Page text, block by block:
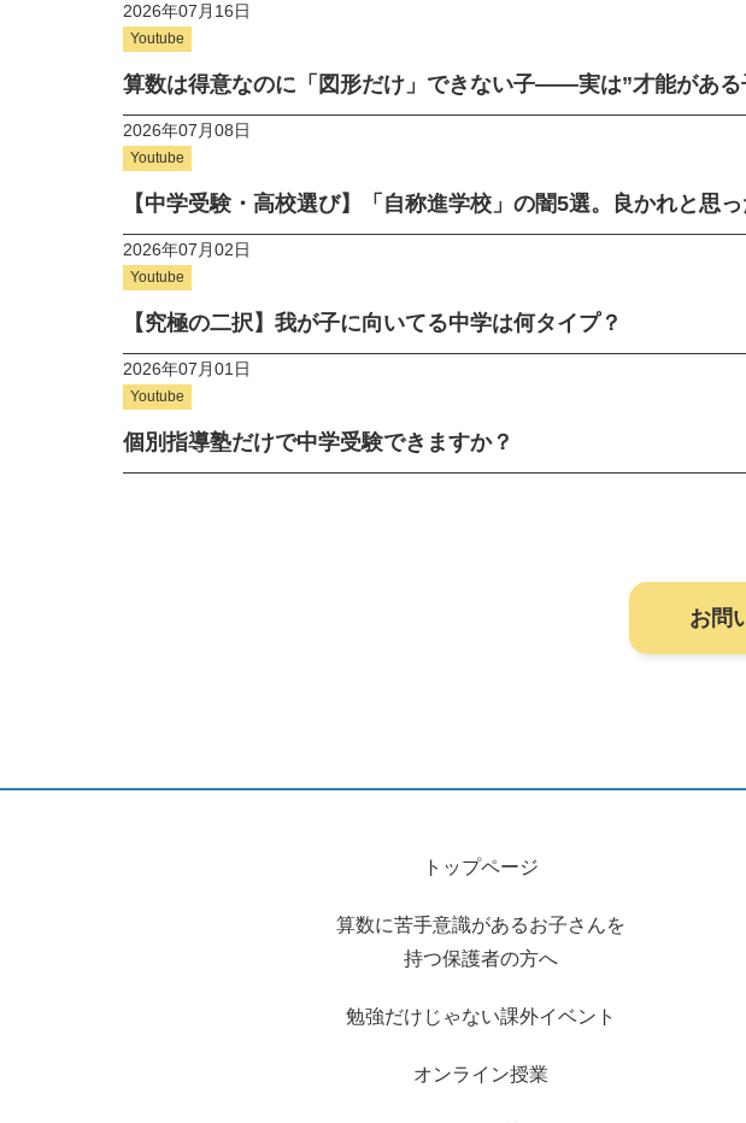
2026年07月16日
Youtube
算数は得意なのに「図形だけ」できない子——実は”才能がある
2026年07月08日
Youtube
【中学受験・高校選び】「自称進学校」の闇5選。良かれと思
2026年07月02日
Youtube
【究極の二択】我が子に向いてる中学は何タイプ？
2026年07月01日
Youtube
個別指導塾だけで中学受験できますか？
お問
トップページ
算数に苦手意識があるお子さんを
持つ保護者の方へ
勉強だけじゃない課外イベント
オンライン授業